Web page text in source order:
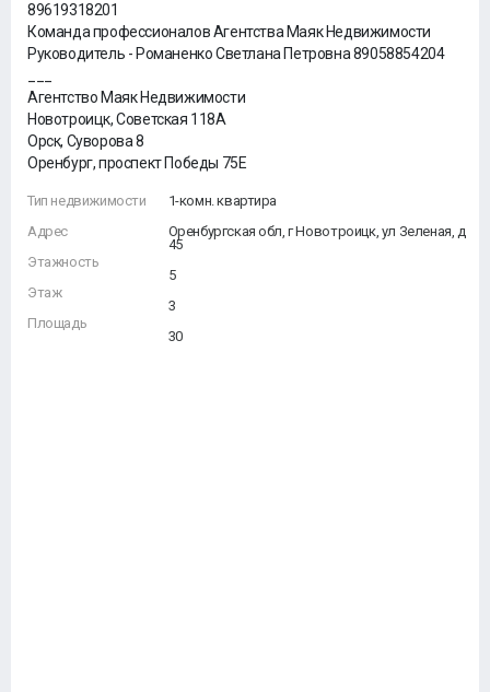
89619318201
Команда профессионалов Агентства Маяк Недвижимости
Руководитель - Романенко Светлана Петровна 89058854204
Агентство Маяк Недвижимости
Новотроицк, Советская 118А
Орск, Суворова 8
Оренбург, проспект Победы 75Е
Тип недвижимости
Адрес
Этажность
Этаж
Площадь
1-комн. квартира
Оренбургская обл, г Новотроицк, ул Зеленая, д
45
5
3
30